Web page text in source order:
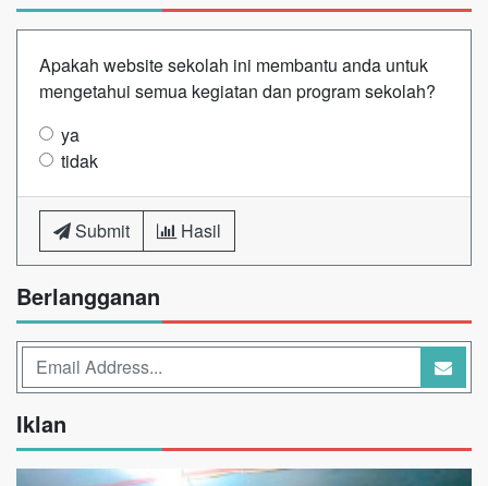
Apakah website sekolah ini membantu anda untuk
mengetahui semua kegiatan dan program sekolah?
ya
tidak
Submit Hasil
Berlangganan
Iklan